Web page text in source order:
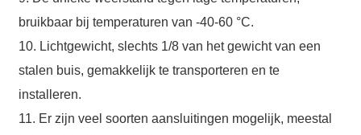
bruikbaar bij temperaturen van -40-60 °C.
10. Lichtgewicht, slechts 1/8 van het gewicht van een
stalen buis, gemakkelijk te transporteren en te
installeren.
11. Er zijn veel soorten aansluitingen mogelijk, meestal